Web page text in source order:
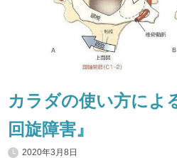
カラダの使い方によ
回旋障害』
2020年3月8日